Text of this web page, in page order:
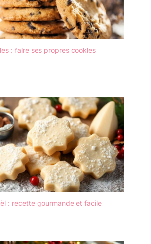
français imprimée de
"Biscuits" : Il a fière allure
sur le comptoir de la
toujours ce qu'il contient.
biscuits en acier robuste
et pratique : 14,5 x 19
cm. Garantie de 12 mois
incluse
: faire ses propres cookies
: recette gourmande et facile